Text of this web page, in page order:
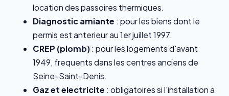
location des passoires thermiques.
Diagnostic amiante : pour les biens dont le
permis est anterieur au 1er juillet 1997.
CREP (plomb): pour les logements d'avant
1949, frequents dans les centres anciens de
Seine-Saint-Denis.
Gaz et electricite : obligatoires si l'installation a